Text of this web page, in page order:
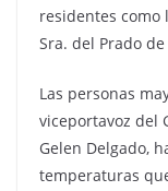
residentes como
Sra. del Prado
Las personas
viceportavoz del
Gelen Delgado,
temperaturas